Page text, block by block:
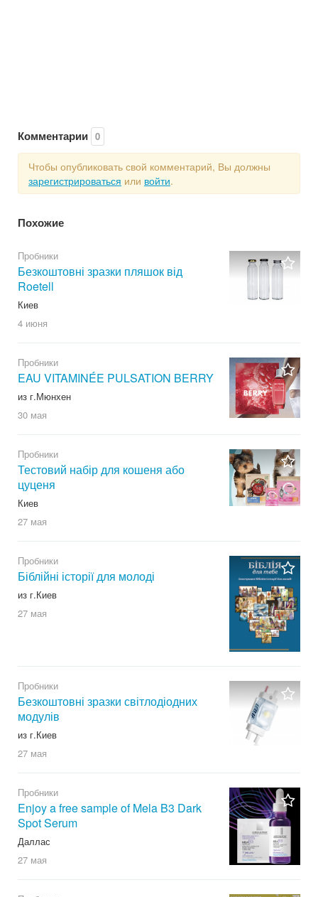
Комментарии 0
Чтобы опубликовать свой комментарий, Вы должны
зарегистрироваться или войти.
Похожие
Пробники
Безкоштовні зразки пляшок від
Roetell
Киев
4 июня
Пробники
EAU VITAMINÉE PULSATION BERRY
из г.Мюнхен
30 мая
Пробники
Тестовий набір для кошеня або
цуценя
Киев
27 мая
Пробники
Біблійні історії для молоді
из г.Киев
27 мая
Пробники
Безкоштовні зразки світлодіодних
модулів
из г.Киев
27 мая
Пробники
Enjoy a free sample of Mela B3 Dark
Spot Serum
Даллас
27 мая